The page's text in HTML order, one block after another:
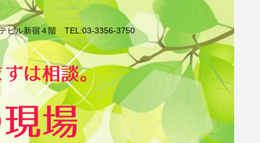
ビル新宿４階 TEL:03-3356-3750